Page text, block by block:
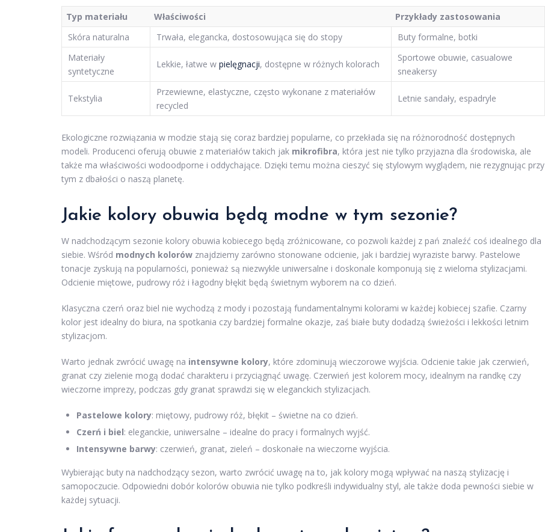
Typ materiału Właściwości
Przykłady zastosowania
Skóra naturalna
Trwała, elegancka, dostosowująca się do stopy
Buty formalne, botki
Materiały
syntetyczne
Lekkie, łatwe w pielęgnacji, dostępne w różnych kolorach
Sportowe obuwie, casualowe
sneakersy
Tekstylia
Przewiewne, elastyczne, często wykonane z materiałów
recycled
Letnie sandały, espadryle
Ekologiczne rozwiązania w modzie stają się coraz bardziej popularne, co przekłada się na różnorodność dostępnych
modeli. Producenci oferują obuwie z materiałów takich jak mikrofibra, która jest nie tylko przyjazna dla środowiska, ale
także ma właściwości wodoodporne i oddychające. Dzięki temu można cieszyć się stylowym wyglądem, nie rezygnując przy
tym z dbałości o naszą planetę.
Jakie kolory obuwia będą modne w tym sezonie?
W nadchodzącym sezonie kolory obuwia kobiecego będą zróżnicowane, co pozwoli każdej z pań znaleźć coś idealnego dla
siebie. Wśród modnych kolorów znajdziemy zarówno stonowane odcienie, jak i bardziej wyraziste barwy. Pastelowe
tonacje zyskują na popularności, ponieważ są niezwykle uniwersalne i doskonale komponują się z wieloma stylizacjami.
Odcienie miętowe, pudrowy róż i łagodny błękit będą świetnym wyborem na co dzień.
Klasyczna czerń oraz biel nie wychodzą z mody i pozostają fundamentalnymi kolorami w każdej kobiecej szafie. Czarny
kolor jest idealny do biura, na spotkania czy bardziej formalne okazje, zaś białe buty dodadzą świeżości i lekkości letnim
stylizacjom.
Warto jednak zwrócić uwagę na intensywne kolory, które zdominują wieczorowe wyjścia. Odcienie takie jak czerwień,
granat czy zielenie mogą dodać charakteru i przyciągnąć uwagę. Czerwień jest kolorem mocy, idealnym na randkę czy
wieczorne imprezy, podczas gdy granat sprawdzi się w eleganckich stylizacjach.
Pastelowe kolory: miętowy, pudrowy róż, błękit – świetne na co dzień.
Czerń i biel: eleganckie, uniwersalne – idealne do pracy i formalnych wyjść.
Intensywne barwy: czerwień, granat, zieleń – doskonałe na wieczorne wyjścia.
Wybierając buty na nadchodzący sezon, warto zwrócić uwagę na to, jak kolory mogą wpływać na naszą stylizację i
samopoczucie. Odpowiedni dobór kolorów obuwia nie tylko podkreśli indywidualny styl, ale także doda pewności siebie w
każdej sytuacji.